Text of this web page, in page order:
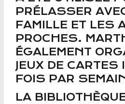
PRÉLASSER
FAMILLE ET LES
PROCHES.
ÉGALEMENT
JEUX DE CARTES
FOIS PAR
LA